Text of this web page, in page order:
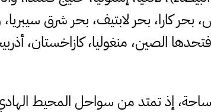
بحر كارا، بحر لابتيف، بحر شرق
الصين، منغوليا، كازاخستان،